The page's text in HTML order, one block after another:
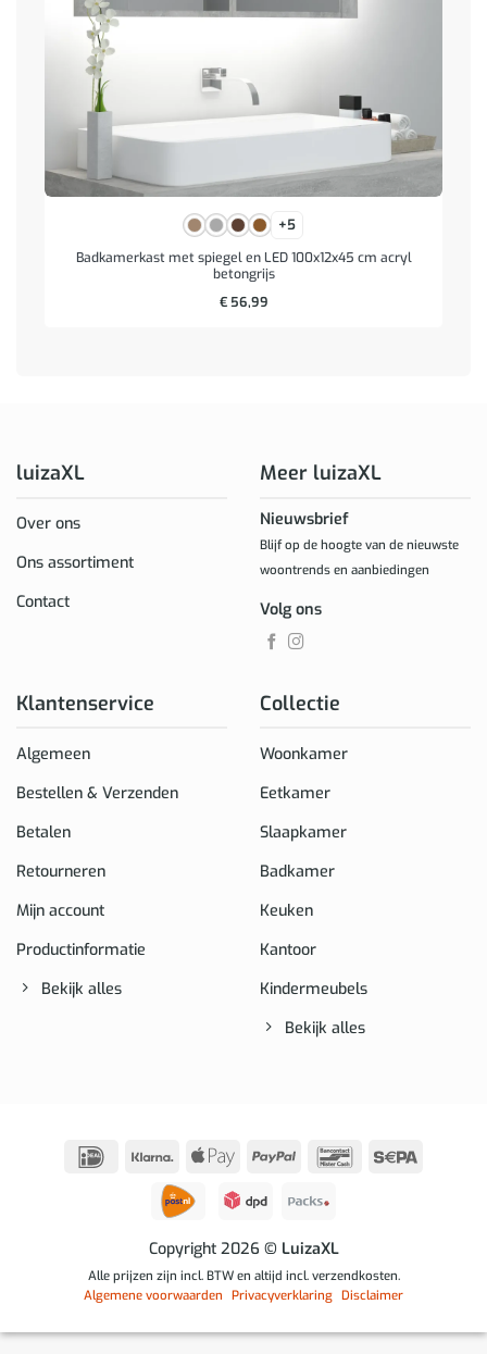
+5
Badkamerkast met spiegel en LED 100x12x45 cm acryl
betongrijs
€56,99
luizaXL
Over ons
Ons assortiment
Contact
Klantenservice
Algemeen
Bestellen & Verzenden
Betalen
Retourneren
Mijn account
Productinformatie
Bekijk alles
Collectie
Woonkamer
Eetkamer
Slaapkamer
Badkamer
Keuken
Kantoor
Kindermeubels
Bekijk alles
Meer luizaXL
Nieuwsbrief
Blijf op de hoogte van de nieuwste
woontrends en aanbiedingen
Volg ons
IDeal Klarna
Apple
PayPal Bancontact
Copyright 2026 © LuizaXL
Alle prijzen zijn incl. BTW en altijd incl. verzendkosten.
Algemene voorwaarden Privacyverklaring Disclaimer